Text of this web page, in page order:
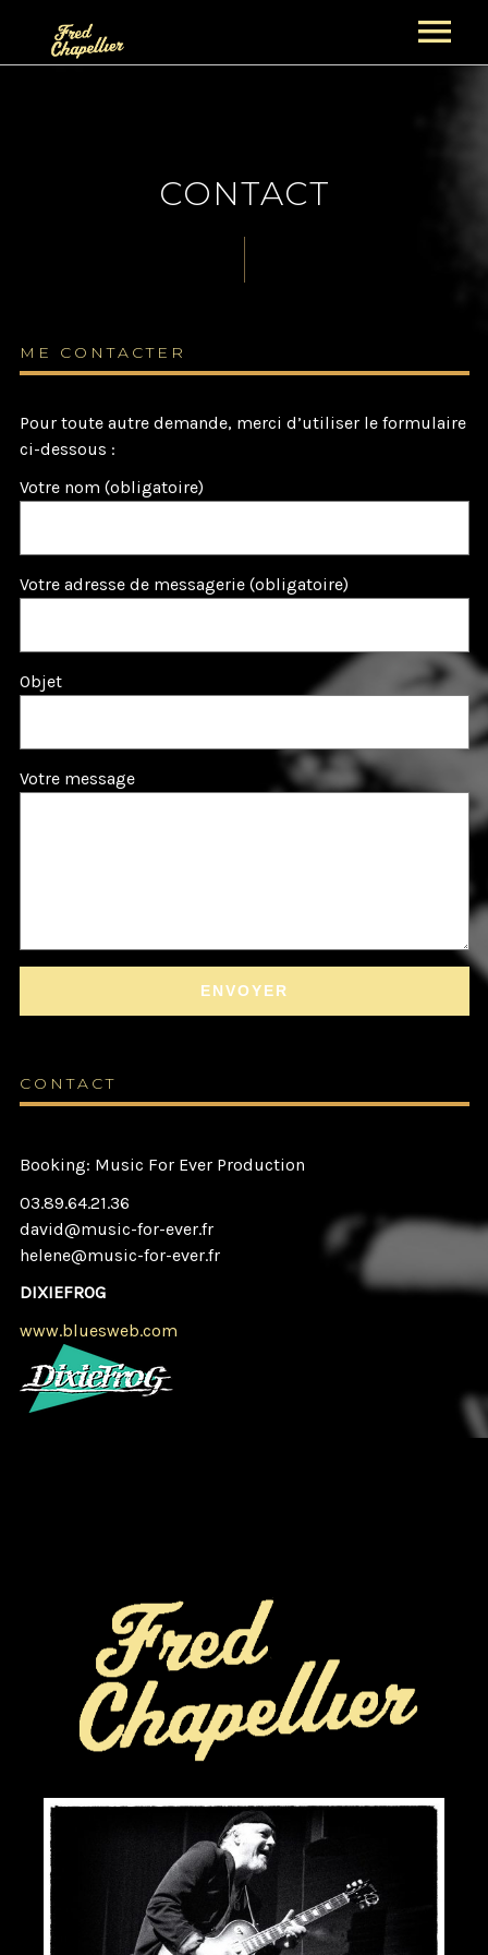
PROJETS
GUITAR NIGHT PROJECT
BIOGRAPHIES
FRED CHAPELLIER
CONCERTS
PANIER
GALERIE
CONTACT
CONTACT
ME CONTACTER
Pour toute autre demande, merci d’utiliser le formulaire
ci-dessous :
Votre nom (obligatoire)
Votre adresse de messagerie (obligatoire)
Objet
Votre message
CONTACT
Booking: Music For Ever Production
03.89.64.21.36
david@music-for-ever.fr
helene@music-for-ever.fr
DIXIEFROG
www.bluesweb.com